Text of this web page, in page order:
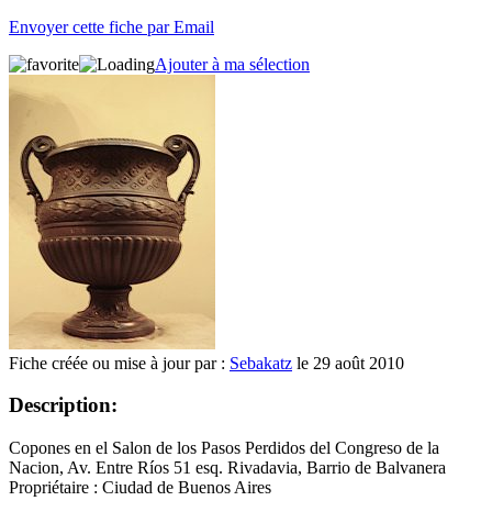
Envoyer cette fiche par Email
Ajouter à ma sélection
Fiche créée ou mise à jour par : Sebakatz le 29 août 2010
Description:
Copones en el Salon de los Pasos Perdidos del Congreso de la
Nacion, Av. Entre Ríos 51 esq. Rivadavia, Barrio de Balvanera
Propriétaire : Ciudad de Buenos Aires